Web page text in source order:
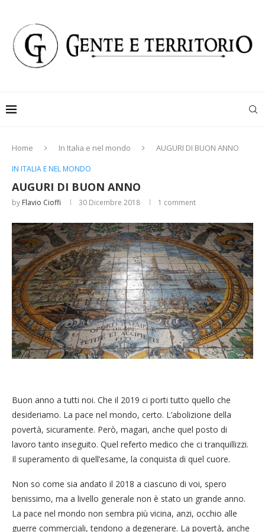
Home In Italia e nel mondo AUGURI DI BUON ANNO
IN ITALIA E NEL MONDO
AUGURI DI BUON ANNO
by Flavio Cioffi 30 Dicembre 2018 1 comment
Buon anno a tutti noi. Che il 2019 ci porti tutto quello che
desideriamo. La pace nel mondo, certo. L’abolizione della
povertà, sicuramente. Però, magari, anche quel posto di
lavoro tanto inseguito. Quel referto medico che ci tranquillizzi.
Il superamento di quell’esame, la conquista di quel cuore.
Non so come sia andato il 2018 a ciascuno di voi, spero
benissimo, ma a livello generale non è stato un grande anno.
La pace nel mondo non sembra più vicina, anzi, occhio alle
guerre commerciali, tendono a degenerare. La povertà, anche